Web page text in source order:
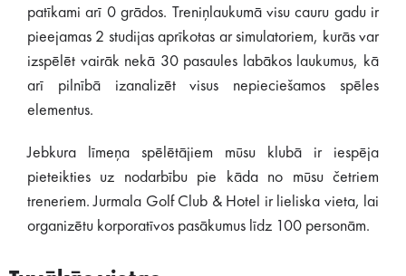
patīkami arī 0 grādos. Treniņlaukumā visu cauru gadu ir
pieejamas 2 studijas aprīkotas ar simulatoriem, kurās var
izspēlēt vairāk nekā 30 pasaules labākos laukumus, kā
arī pilnībā izanalizēt visus nepieciešamos spēles
elementus.
Jebkura līmeņa spēlētājiem mūsu klubā ir iespēja
pieteikties uz nodarbību pie kāda no mūsu četriem
treneriem. Jurmala Golf Club & Hotel ir lieliska vieta, lai
organizētu korporatīvos pasākumus līdz 100 personām.